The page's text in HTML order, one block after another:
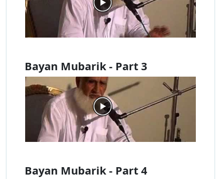
Bayan Mubarik - Part 3
Bayan Mubarik - Part 4